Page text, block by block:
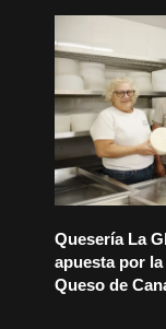
Quesería La
apuesta por
Queso de